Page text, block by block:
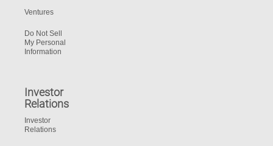
Ventures
Do Not Sell
My Personal
Information
Investor
Relations
Investor
Relations